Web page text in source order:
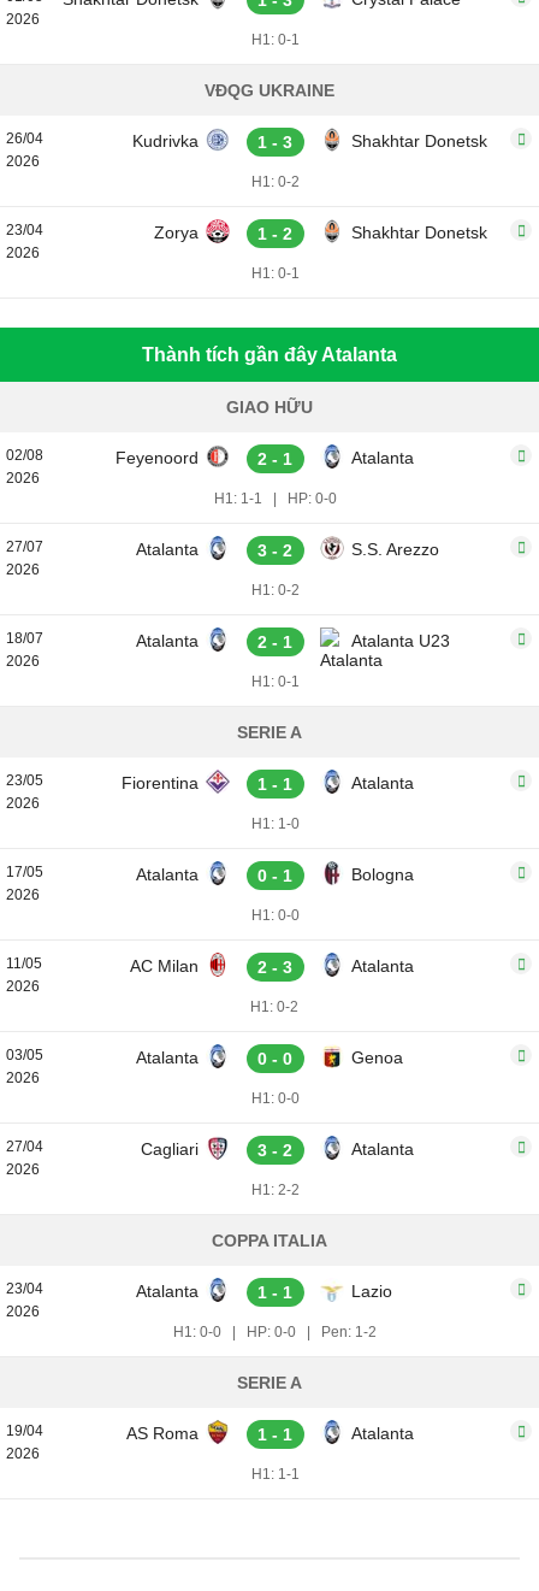
2026
H1: 0-1
VĐQG UKRAINE
26/04
2026
Kudrivka 1 - 3 Shakhtar Donetsk
H1: 0-2
23/04
2026
Zorya 1 - 2 Shakhtar Donetsk
H1: 0-1
Thành tích gần đây Atalanta
GIAO HỮU
02/08
2026
Feyenoord 2 - 1 Atalanta
H1: 1-1 HP: 0-0
27/07
2026
Atalanta 3 - 2 S.S. Arezzo
H1: 0-2
18/07
2026
Atalanta 2 - 1 Atalanta U23
H1: 0-1
SERIE A
23/05
2026
Fiorentina 1 - 1 Atalanta
H1: 1-0
17/05
2026
Atalanta 0 - 1 Bologna
H1: 0-0
11/05
2026
AC Milan 2 - 3 Atalanta
H1: 0-2
03/05
2026
Atalanta 0 - 0 Genoa
H1: 0-0
27/04
2026
Cagliari 3 - 2 Atalanta
H1: 2-2
COPPA ITALIA
23/04
2026
Atalanta 1 - 1 Lazio
H1: 0-0 HP: 0-0 Pen: 1-2
SERIE A
19/04
2026
AS Roma 1 - 1 Atalanta
H1: 1-1